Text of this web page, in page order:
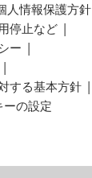
人情報保護方針
停止など
ー
する基本方針
ーの設定